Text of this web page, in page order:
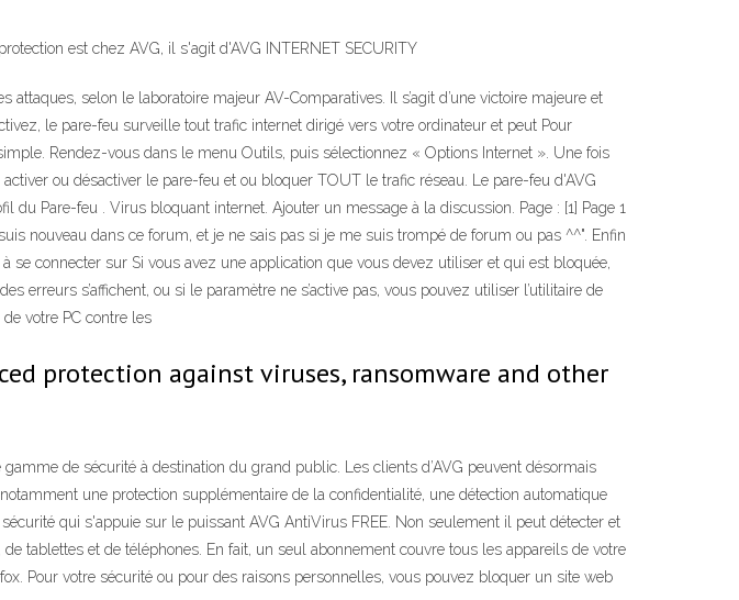
est chez AVG, il s'agit d'AVG INTERNET SECURITY
selon le laboratoire majeur AV-Comparatives. Il s’agit d’une victoire majeure et
le pare-feu surveille tout trafic internet dirigé vers votre ordinateur et peut Pour
Rendez-vous dans le menu Outils, puis sélectionnez « Options Internet ». Une fois
ou désactiver le pare-feu et ou bloquer TOUT le trafic réseau. Le pare-feu d'AVG
Pare-feu . Virus bloquant internet. Ajouter un message à la discussion. Page : [1] Page 1
nouveau dans ce forum, et je ne sais pas si je me suis trompé de forum ou pas ^^". Enfin
connecter sur Si vous avez une application que vous devez utiliser et qui est bloquée,
erreurs s’affichent, ou si le paramètre ne s’active pas, vous pouvez utiliser l’utilitaire de
votre PC contre les
protection against viruses, ransomware and other
de sécurité à destination du grand public. Les clients d’AVG peuvent désormais
une protection supplémentaire de la confidentialité, une détection automatique
qui s'appuie sur le puissant AVG AntiVirus FREE. Non seulement il peut détecter et
tablettes et de téléphones. En fait, un seul abonnement couvre tous les appareils de votre
Pour votre sécurité ou pour des raisons personnelles, vous pouvez bloquer un site web